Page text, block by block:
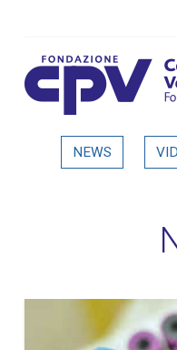
Dettaglio
NEWS